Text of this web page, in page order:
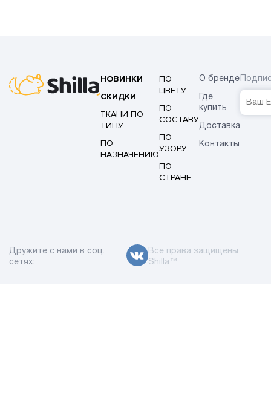
НОВИНКИ
СКИДКИ
ТКАНИ ПО
ТИПУ
ПО
НАЗНАЧЕНИЮ
ПО
ЦВЕТУ
ПО
СОСТАВУ
ПО
УЗОРУ
ПО
СТРАНЕ
О бренде
Где
купить
Доставка
Контакты
Дружите с нами в соц.
сетях:
Все права защищены
Shilla™